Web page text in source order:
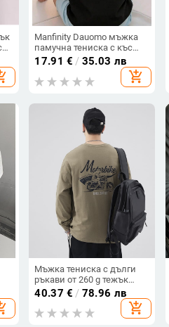
Manfinity Dauomo мъжка
памучна тениска с къс
ръкав, европейски
размер, райета, кръгло
деколте, свободна кройка
17.91 € / 35.03 лв
add_shopping_cart
Мъжка тениска с дълги
ръкави от 260 g тежък
гребен памук, принт с
карикатура, свободна
кройка, плюс размер,
40.37 € / 78.96 лв
add_shopping_cart